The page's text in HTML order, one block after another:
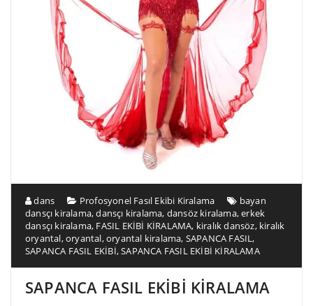
dans Profosyonel Fasıl Ekibi Kiralama
bayan
dansçı kiralama,dansçı kiralama, dansöz kiralama,erkek
dansçı kiralama, FASIL EKİBİ KİRALAMA, kiralık dansöz, kiralık
oryantal,oryantal,oryantal kiralama, SAPANCA FASIL ,
SAPANCA FASIL EKİBİ,SAPANCA FASIL EKİBİ KİRALAMA
SAPANCA FASIL EKİBİ KİRALAMA